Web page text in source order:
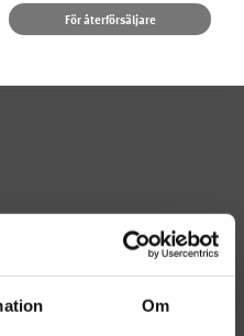
Om
För återförsäljare